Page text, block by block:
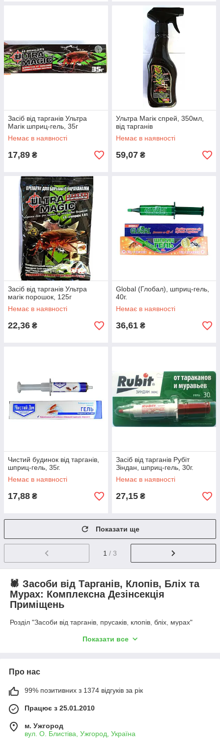
Засіб від тарганів Ультра
Магік шприц-гель, 35г
Немає в наявності
17,89 ₴
Ультра Магік спрей, 350мл,
від тарганів
Немає в наявності
59,07 ₴
Засіб від тарганів Ультра
магік порошок, 125г
Немає в наявності
22,36 ₴
Global (Глобал), шприц-гель,
40г.
Немає в наявності
36,61 ₴
Чистий будинок від тарганів,
шприц-гель, 35г.
Немає в наявності
17,88 ₴
Засіб від тарганів Рубіт
Зіндан, шприц-гель, 30г.
Немає в наявності
27,15 ₴
Показати ще
1 / 3
🕷️ Засоби від Тарганів, Клопів, Бліх та
Мурах: Комплексна Дезінсекція
Приміщень
Розділ "Засоби від тарганів, прусаків, клопів, бліх, мурах"
препаратів, призначених для ефективного винищення всіх
серйозними переносниками хвороботворних мікроорганізмів
та алергенів. Ефективна боротьба з побутовими шкідниками
вимагає використання сучасних, цільових засобів, які
забезпечують не тільки швидке знищення, а й тривалий
профілактичний ефект.
інсектицидів — від гелів та порошків контактної дії до пасток
та професійних концентратів, які підходять для використання
Показати все
Про нас
99% позитивних з 1374 відгуків за рік
Працює з 25.01.2010
м. Ужгород
вул. О. Блистіва, Ужгород, Україна